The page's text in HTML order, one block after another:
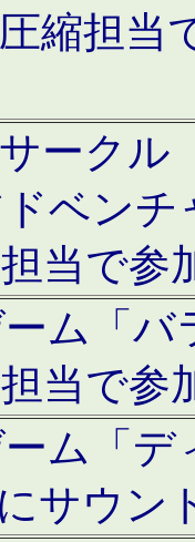
縮担当
ークル
ドベン
当で参
ーム「
当で参
ーム「
サウン